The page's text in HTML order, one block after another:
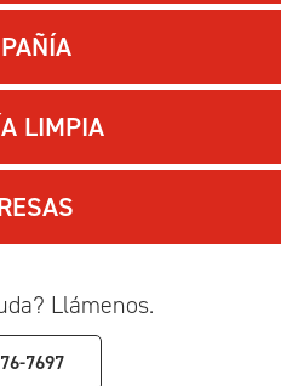
LIMPIA
Llámenos.
7697